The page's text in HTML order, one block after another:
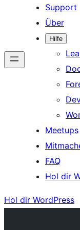
Support
Über
Hilfe
Meetups
FAQ
Hol dir
Hol dir WordPress